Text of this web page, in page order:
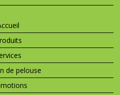
de pelouse